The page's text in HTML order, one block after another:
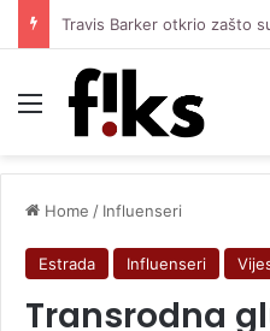
Menu
Home / Influenseri
Estrada Influenseri
Transrodna